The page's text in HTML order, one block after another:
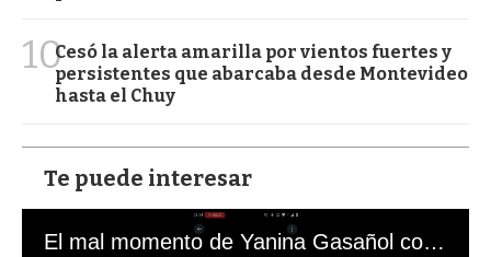
10Cesó la alerta amarilla por vientos fuertes y
persistentes que abarcaba desde Montevideo
hasta el Chuy
Te puede interesar
El mal momento de Yanina Gasañol con un hincha argentino en "Subrayado"